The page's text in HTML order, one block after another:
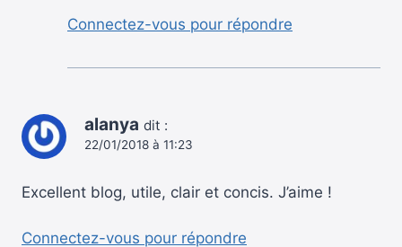
Connectez-vous pour répondre
alanya dit :
22/01/2018 à 11:23
Excellent blog, utile, clair et concis. J’aime !
Connectez-vous pour répondre